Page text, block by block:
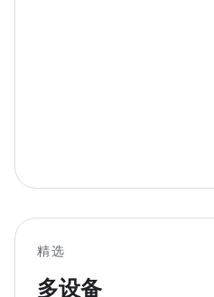
精选
多设备